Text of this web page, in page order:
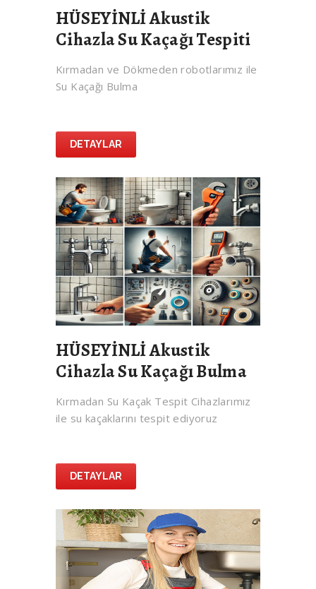
HÜSEYİNLİ Akustik
Cihazla Su Kaçağı Tespiti
Kırmadan ve Dökmeden robotlarımız ile
Su Kaçağı Bulma
DETAYLAR
HÜSEYİNLİ Akustik
Cihazla Su Kaçağı Bulma
Kırmadan Su Kaçak Tespit Cihazlarımız
ile su kaçaklarını tespit ediyoruz
DETAYLAR